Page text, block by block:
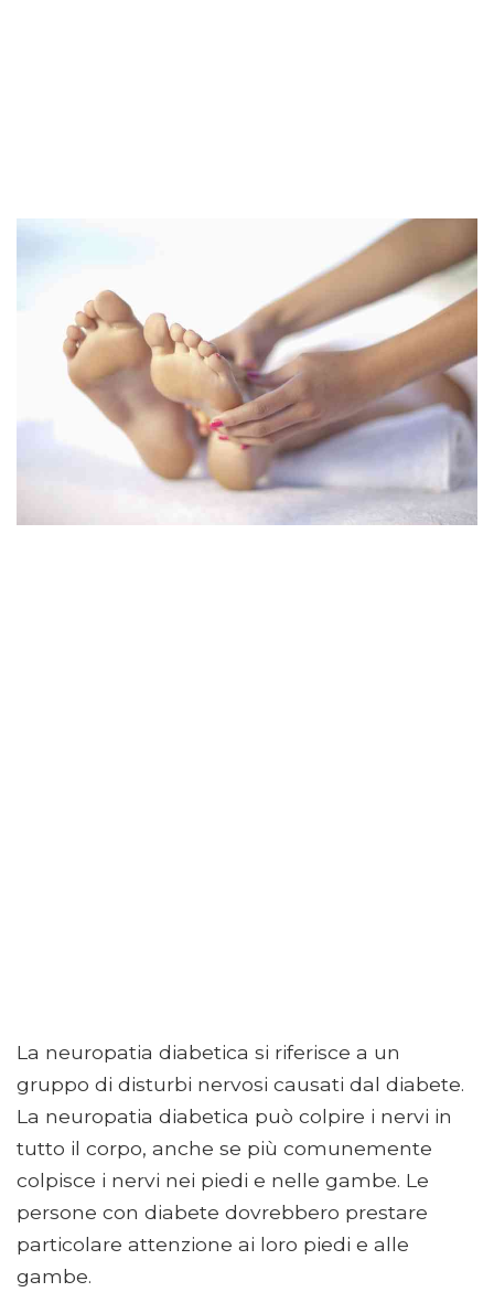
La neuropatia diabetica si riferisce a un
gruppo di disturbi nervosi causati dal diabete.
La neuropatia diabetica può colpire i nervi in ​​
tutto il corpo, anche se più comunemente
colpisce i nervi nei piedi e nelle gambe. Le
persone con diabete dovrebbero prestare
particolare attenzione ai loro piedi e alle
gambe.